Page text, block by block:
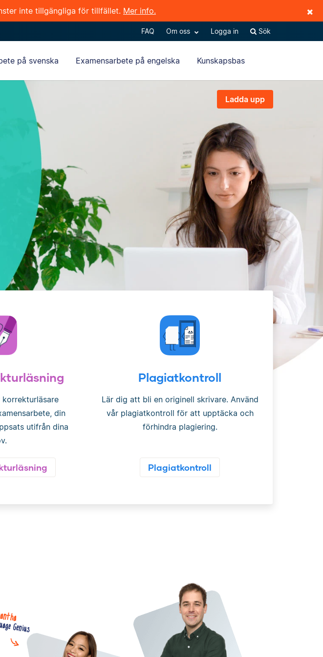
inte tillgängliga för tillfället. Mer info.
FAQ Om oss Logga in Sök
på svenska Examensarbete på engelska Kunskapsbas
Ladda upp
korrekturläsare
din
utifrån dina
Plagiatkontroll
Lär dig att bli en originell skrivare. Använd
vår plagiatkontroll för att upptäcka och
förhindra plagiering.
Plagiatkontroll